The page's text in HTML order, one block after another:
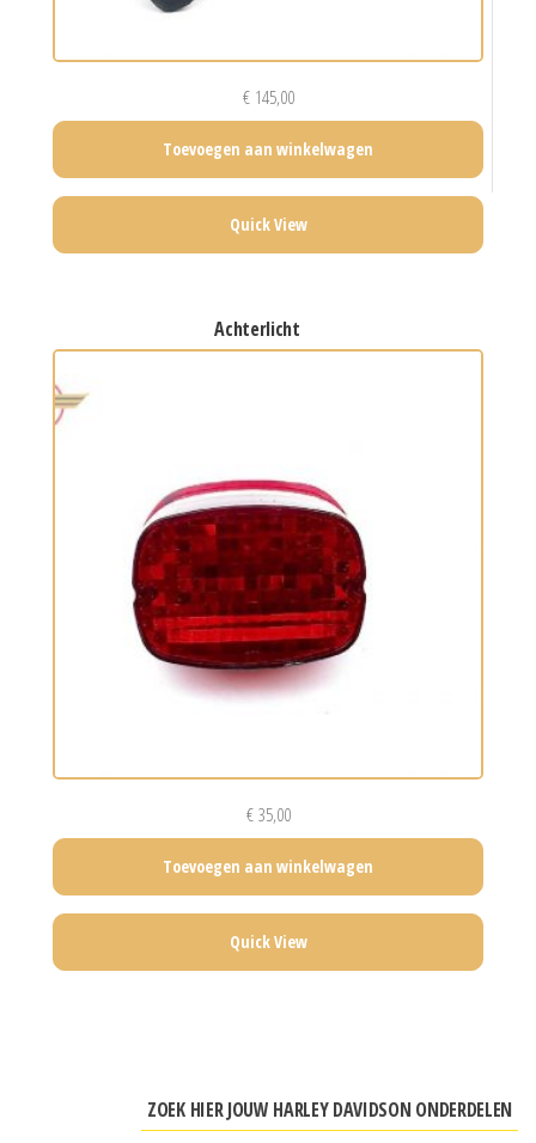
€145,00
Toevoegen aan winkelwagen
Quick View
achterlicht
€35,00
Toevoegen aan winkelwagen
Quick View
ZOEK HIER JOUW HARLEY DAVIDSON ONDERDELEN